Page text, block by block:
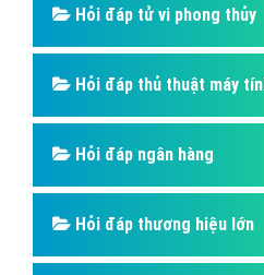
Hỏi đáp tử vi phong thủy
Hỏi đáp thủ thuật máy
Hỏi đáp ngân hàng
Hỏi đáp thương hiệu lớn